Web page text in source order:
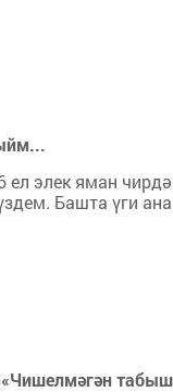
элек яман
Башта үги